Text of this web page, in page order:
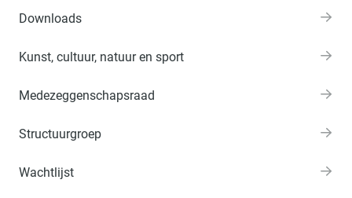
Downloads
Kunst, cultuur, natuur en sport
Medezeggenschapsraad
Structuurgroep
Wachtlijst